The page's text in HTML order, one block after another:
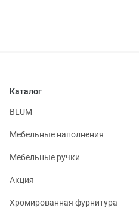
Каталог
BLUM
Мебельные наполнения
Мебельные ручки
Акция
Хромированная фурнитура